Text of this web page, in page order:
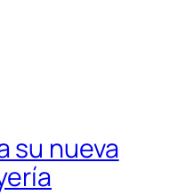
su nueva